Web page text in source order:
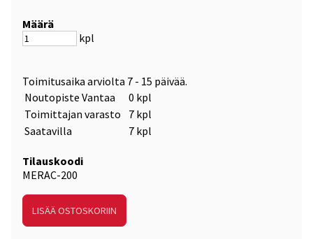
Määrä
kpl
Toimitusaika arviolta 7 - 15 päivää.
Noutopiste Vantaa
0 kpl
Toimittajan varasto
7 kpl
Saatavilla
7 kpl
Tilauskoodi
MERAC-200